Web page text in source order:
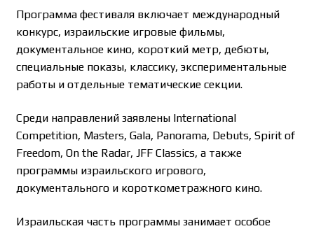
Программа фестиваля включает международный
конкурс, израильские игровые фильмы,
документальное кино, короткий метр, дебюты,
специальные показы, классику, экспериментальные
работы и отдельные тематические секции.
Среди направлений заявлены International
Competition, Masters, Gala, Panorama, Debuts, Spirit of
Freedom, On the Radar, JFF Classics, а также
программы израильского игрового,
документального и короткометражного кино.
Израильская часть программы занимает особое